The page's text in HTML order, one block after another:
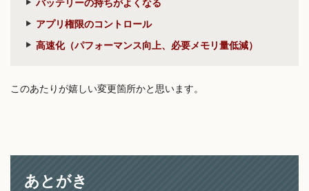
バッテリーの持ちがよくなる
アプリ権限のコントロール
高速化（パフォーマンス向上、必要メモリ量低減）
このあたりが嬉しい変更箇所かと思います。
あとがき